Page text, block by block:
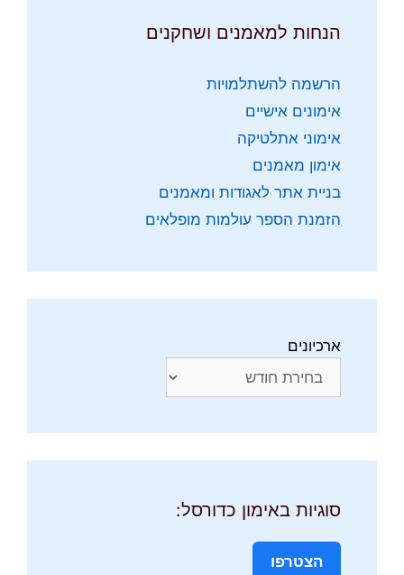
הנחות למאמנים ושחקנים
הרשמה להשתלמויות
אימונים אישיים
אימוני אתלטיקה
אימון מאמנים
בניית אתר לאגודות ומאמנים
הזמנת הספר עולמות מופלאים
ארכיונים
סוגיות באימון כדורסל:
הצטרפו